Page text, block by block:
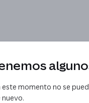
este momento no se
nuevo.